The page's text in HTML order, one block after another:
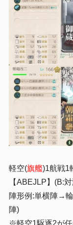
軽空(旗艦)1航戦1
【ABEJLP】(B:
陣形例:単横陣→
陣)